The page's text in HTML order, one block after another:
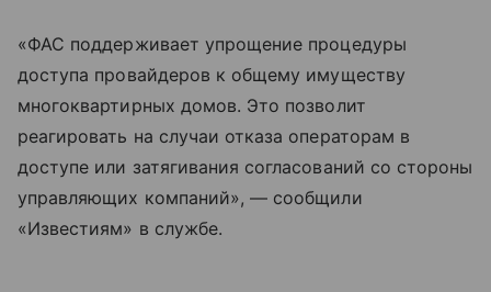
«ФАС поддерживает упрощение процедуры
доступа провайдеров к общему имуществу
многоквартирных домов. Это позволит
реагировать на случаи отказа операторам в
доступе или затягивания согласований со стороны
управляющих компаний», — сообщили
«Известиям» в службе.